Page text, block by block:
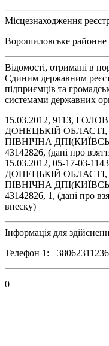
Місцезнаходження
Ворошиловське районне
Відомості, отримані в
Єдиним державним
підприємців та
системами державних
15.03.2012, 9113,
ДОНЕЦЬКІЙ
ПІВНІЧНА
43142826, (дані про
15.03.2012, 05-17-03-
ДОНЕЦЬКІЙ
ПІВНІЧНА
43142826, 1, (дані про
внеску)
Інформація для
Телефон 1:
0